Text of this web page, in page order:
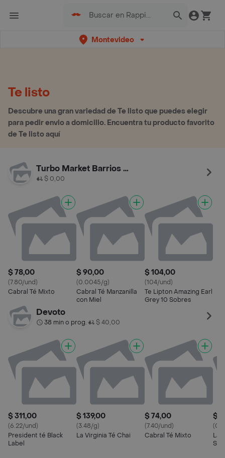
Montevideo
Te listo
Descubre una gran variedad de Te listo que puedes elegir
para pedir envio a domicilio. Encuentra tu producto favorito
de Te listo aquí
Turbo Market Barrios Amorin
$ 0,00
$ 78,00
(7.80/und)
Cabral Té Mixto
$ 90,00
(0.0045/g)
Cabral Té Manzanilla
con Miel
$ 104,00
(104/und)
Te Lipton Amazing Earl
Grey 10 Sobres
Devoto
38 min o prog.• $ 40,00
$ 311,00
(6.22/und)
President té Black
Label
$ 139,00
(3.48/g)
La Virginia Té Chai
$ 74,00
(7.40/und)
Cabral Té Mixto
$
La